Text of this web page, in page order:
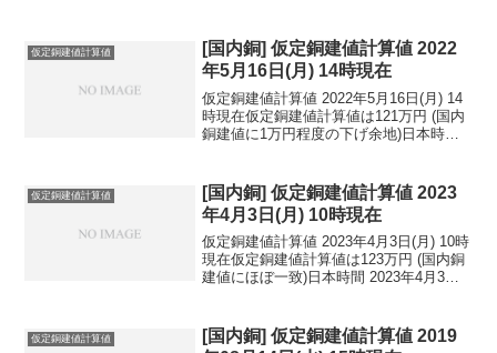
民元：1...
仮定銅建値計算値
[国内銅] 仮定銅建値計算値 2022
年5月16日(月) 14時現在
仮定銅建値計算値 2022年5月16日(月) 14
時現在仮定銅建値計算値は121万円 (国内
銅建値に1万円程度の下げ余地)日本時間
1ドル：...
仮定銅建値計算値
[国内銅] 仮定銅建値計算値 2023
年4月3日(月) 10時現在
仮定銅建値計算値 2023年4月3日(月) 10時
現在仮定銅建値計算値は123万円 (国内銅
建値にほぼ一致)日本時間 2023年4月3日
133.12円 ...
仮定銅建値計算値
[国内銅] 仮定銅建値計算値 2019